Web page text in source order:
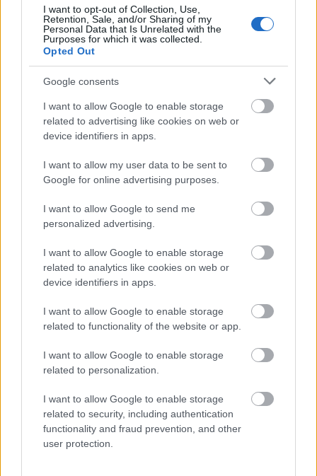
I want to opt-out of Collection, Use,
Retention, Sale, and/or Sharing of my
Personal Data that Is Unrelated with the
Purposes for which it was collected.
Opted Out
Google consents
I want to allow Google to enable storage
related to advertising like cookies on web or
device identifiers in apps.
I want to allow my user data to be sent to
Google for online advertising purposes.
I want to allow Google to send me
personalized advertising.
I want to allow Google to enable storage
related to analytics like cookies on web or
device identifiers in apps.
I want to allow Google to enable storage
related to functionality of the website or app.
I want to allow Google to enable storage
related to personalization.
I want to allow Google to enable storage
related to security, including authentication
functionality and fraud prevention, and other
user protection.
μέρες
Μάθε πρώτος όλες τις σημαντικές
ειδήσεις.
Βάλε το proson.gr στα αποτελέσματα
αναζήτησης της Google
Δημοφιλείς Ειδήσεις
κανονισμός για δόκιμους – Τι αλλάζει
σε διαμονή, σίτιση και πρακτική
εκπαίδευση
e-ΕΦΚΑ: Έως 846 ευρώ επιπλέον στη
σύνταξη – Ποιοι δικαιούνται τα
χρήματα